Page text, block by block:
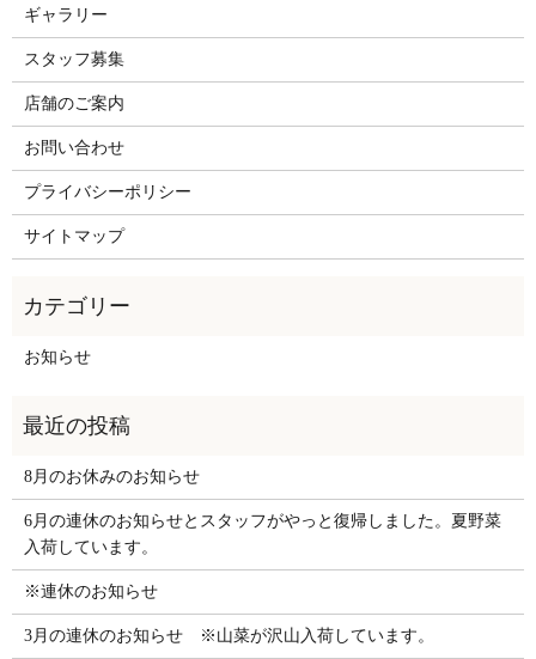
ギャラリー
スタッフ募集
店舗のご案内
お問い合わせ
プライバシーポリシー
サイトマップ
お知らせ
8月のお休みのお知らせ
6月の連休のお知らせとスタッフがやっと復帰しました。夏野菜
入荷しています。
※連休のお知らせ
3月の連休のお知らせ ※山菜が沢山入荷しています。